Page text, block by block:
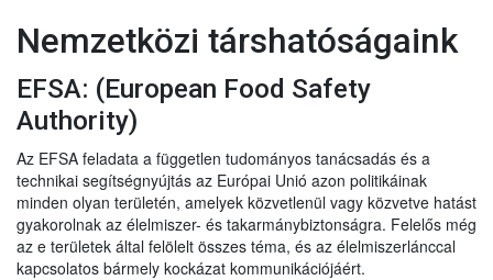
Nemzetközi társhatóságaink
EFSA: (European Food Safety
Authority)
Az EFSA feladata a független tudományos tanácsadás és a
technikai segítségnyújtás az Európai Unió azon politikáinak
minden olyan területén, amelyek közvetlenül vagy közvetve hatást
gyakorolnak az élelmiszer- és takarmánybiztonságra. Felelős még
az e területek által felölelt összes téma, és az élelmiszerlánccal
kapcsolatos bármely kockázat kommunikációjáért.